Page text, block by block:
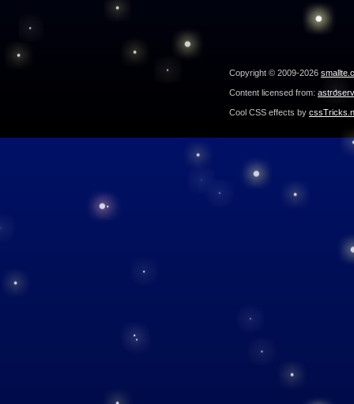
Copyright © 2009-2026
Content licensed from:
Cool CSS effects by